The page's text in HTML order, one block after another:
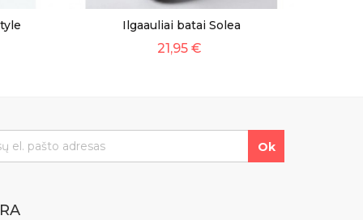
Ilgaauliai batai Solea
21,95 €